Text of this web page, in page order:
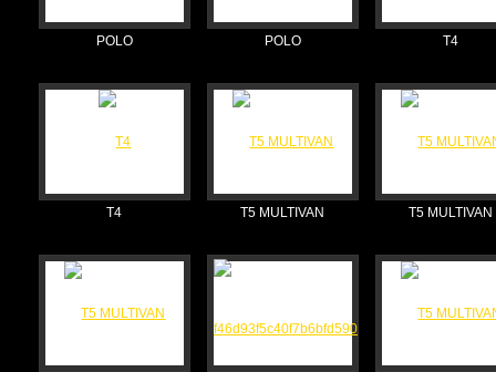
POLO POLO T4
T4 T5 MULTIVAN T5 MULTIVAN